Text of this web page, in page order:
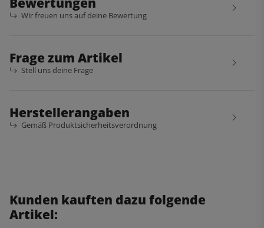
Wir freuen uns auf deine Bewertung
Frage zum Artikel
Stell uns deine Frage
Herstellerangaben
Gemäß Produktsicherheitsverordnung
Kunden kauften dazu folgende
Artikel: